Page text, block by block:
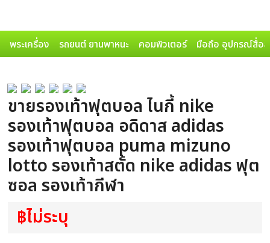
พระเครื่อง รถยนต์ ยานพาหนะ คอมพิวเตอร์ มือถือ อุปกรณ์สื่อส
ขายรองเท้าฟุตบอล ไนกี้ nike
รองเท้าฟุตบอล อดิดาส adidas
รองเท้าฟุตบอล puma mizuno
lotto รองเท้าสตั้ด nike adidas ฟุต
ซอล รองเท้ากีฬา
฿ไม่ระบุ